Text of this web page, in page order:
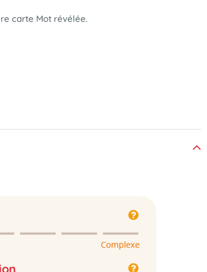
carte Mot révélée.